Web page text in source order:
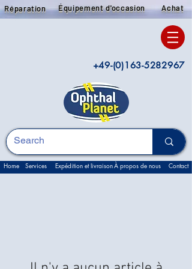
Réparation Équipement d'occasion Achat
+49-(0)163-5282967
Home Services Expédition et livraisonÀ propos de nous Contact